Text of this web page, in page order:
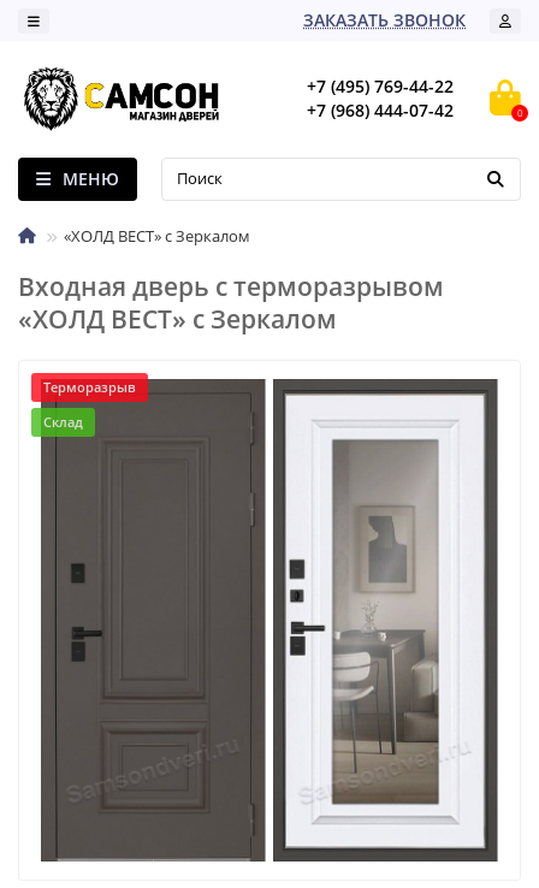
ЗАКАЗАТЬ ЗВОНОК
+7 (495) 769-44-22
+7 (968) 444-07-42
0
МЕНЮ
«ХОЛД ВЕСТ» с Зеркалом
Входная дверь с терморазрывом
«ХОЛД ВЕСТ» с Зеркалом
Терморазрыв
Склад